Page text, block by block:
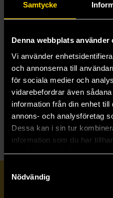
Samtycke
Denna webbplats använder
Vi använder
och annonserna till
för sociala medier och
vidarebefordrar även
information från din enhet
annons- och analysföretag
Dessa kan i sin tur
information som du har
samlat in när du har använt
Nödvändig
Johannes Cabal
John Dies at the
Journals of
Judas barn
Jujutsu Kaisen
Julia Z
Junktur-sviten
Jurassic Park
Järvhögatrilogin
Prenumerera